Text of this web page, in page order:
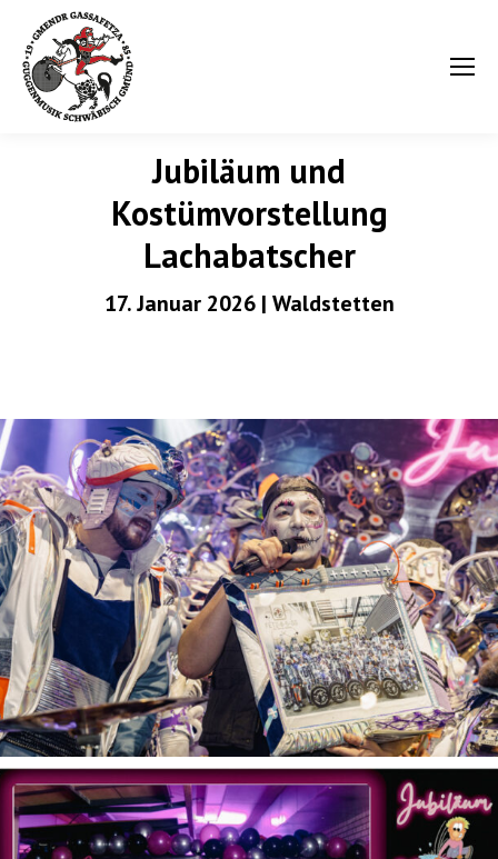
Jubiläum und
Kostümvorstellung
Lachabatscher
17. Januar 2026 | Waldstetten